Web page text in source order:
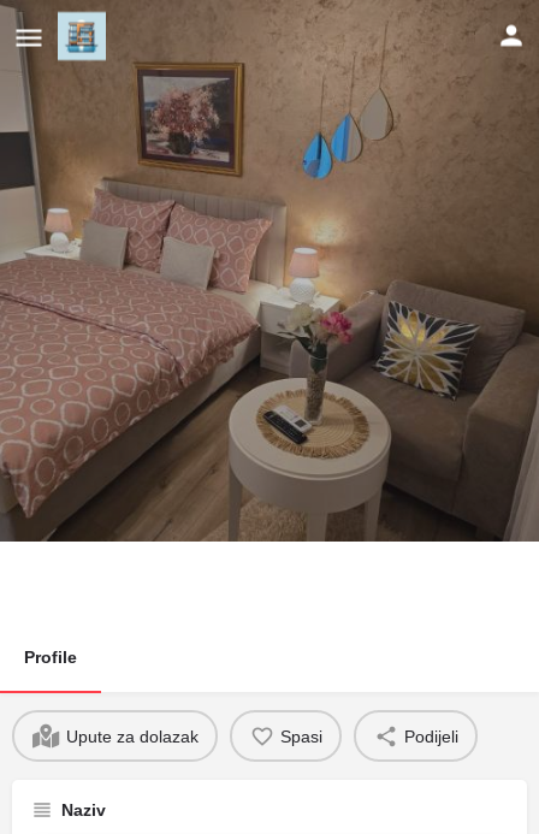
Apartman Hersek Mostar
Profile
Upute za dolazak Spasi Podijeli
Naziv